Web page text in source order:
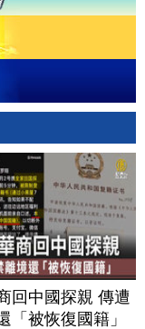
回中國探親 傳遭
「被恢復國籍」